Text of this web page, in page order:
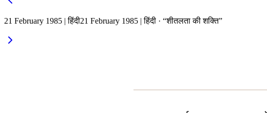
21 February 1985 | हिंदी21 February 1985 | हिंदी · “शीतलता की शक्ति”